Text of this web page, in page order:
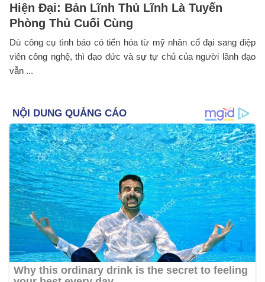
Hiện Đại: Bản Lĩnh Thủ Lĩnh Là Tuyến
Phòng Thủ Cuối Cùng
Dù công cụ tình báo có tiến hóa từ mỹ nhân cổ đại sang điệp
viên công nghệ, thì đạo đức và sự tự chủ của người lãnh đạo
vẫn ...